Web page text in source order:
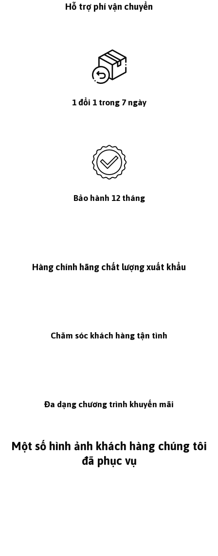
Hỗ trợ phí vận chuyển
1 đổi 1 trong 7 ngày
Bảo hành 12 tháng
Hàng chính hãng chất lượng xuất khẩu
Chăm sóc khách hàng tận tình
Đa dạng chương trình khuyến mãi
Một số hình ảnh khách hàng chúng tôi
đã phục vụ